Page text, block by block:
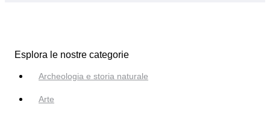
Esplora le nostre categorie
Archeologia e storia naturale
Arte